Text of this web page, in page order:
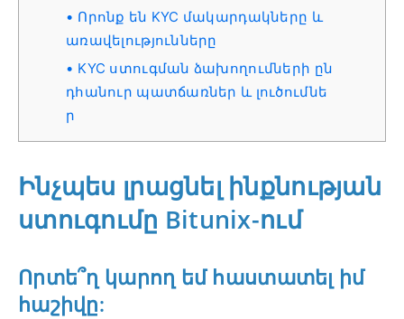
Որոնք են KYC մակարդակները և
առավելությունները
KYC ստուգման ձախողումների ըն
դհանուր պատճառներ և լուծումնե
ր
Ինչպես լրացնել ինքնության
ստուգումը Bitunix-ում
Որտե՞ղ կարող եմ հաստատել իմ
հաշիվը: